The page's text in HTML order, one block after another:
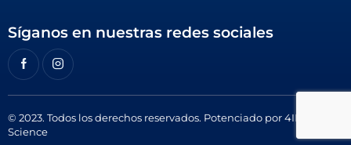
Síganos en nuestras redes sociales
© 2023. Todos los derechos reservados. Potenciado por4ID
Science